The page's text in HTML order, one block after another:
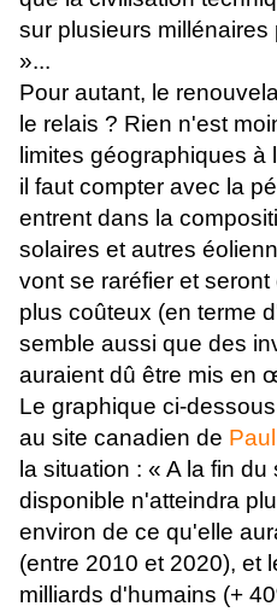
sur plusieurs
»...
Pour autant, le
le relais ? Rien n'est
limites géographiques à
il faut compter avec la
entrent dans la
solaires et autres
vont se raréfier et
plus coûteux (en terme
semble aussi que des
auraient dû être mis en
Le graphique ci-
au site canadien de
la situation : « A la fin
disponible n'atteindra
environ de ce qu'elle
(entre 2010 et 2020), et
milliards d'humains (+